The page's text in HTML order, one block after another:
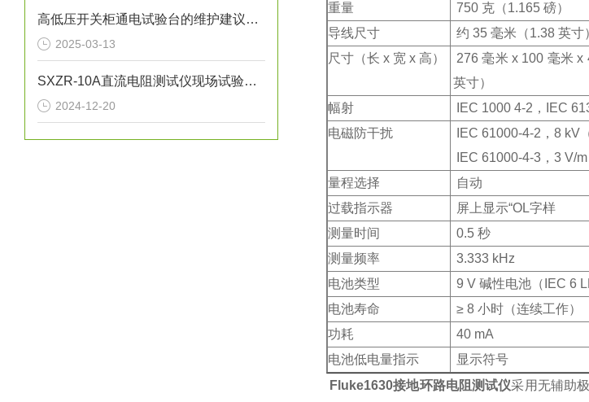
高低压开关柜通电试验台的维护建议有哪些
2025-03-13
SXZR-10A直流电阻测试仪现场试验安全注意事项
2024-12-20
重量
750 克（1.165 磅）
导线尺寸
约 35 毫米（1.38 英寸
尺寸（长 x 宽 x 高）
276 毫米 x 100 毫米 x
英寸）
幅射
IEC 1000 4-2，IEC
电磁防干扰
IEC 61000-4-2，8 kV
IEC 61000-4-3，3 V/
量程选择
自动
过载指示器
屏上显示“OL字样
测量时间
0.5 秒
测量频率
3.333 kHz
电池类型
9 V 碱性电池（IEC 6
电池寿命
≥ 8 小时（连续工作）
功耗
40 mA
电池低电量指示
显示符号
Fluke1630接地环路电阻测试仪采用无辅助